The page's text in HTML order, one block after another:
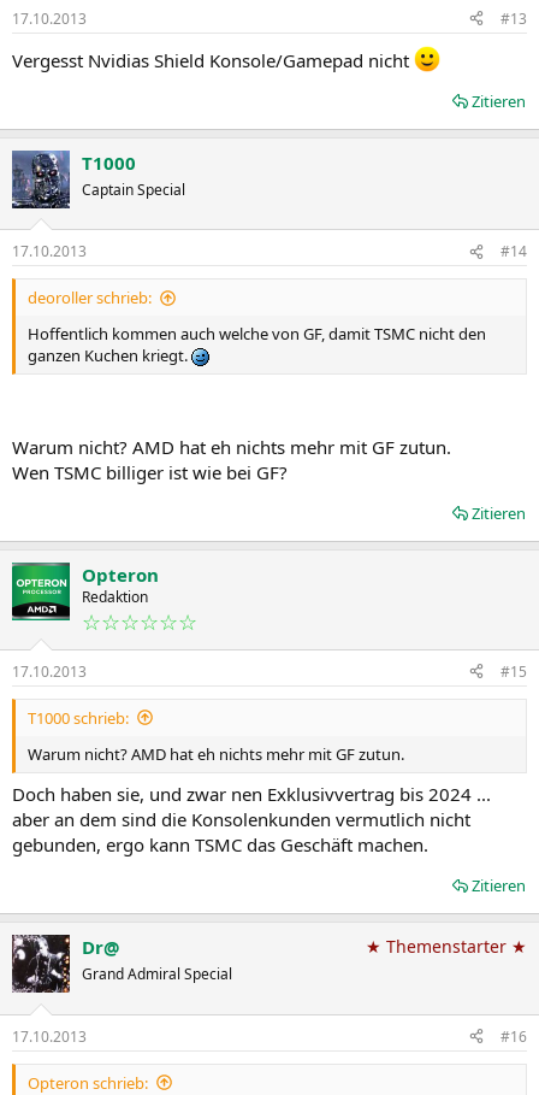
17.10.2013 #13
Vergesst Nvidias Shield Konsole/Gamepad nicht
Zitieren
T1000
Captain Special
17.10.2013 #14
deoroller schrieb:
Hoffentlich kommen auch welche von GF, damit TSMC nicht den
ganzen Kuchen kriegt.
Warum nicht? AMD hat eh nichts mehr mit GF zutun.
Wen TSMC billiger ist wie bei GF?
Zitieren
Opteron
Redaktion
☆☆☆☆☆☆
17.10.2013 #15
T1000 schrieb:
Warum nicht? AMD hat eh nichts mehr mit GF zutun.
Doch haben sie, und zwar nen Exklusivvertrag bis 2024 ...
aber an dem sind die Konsolenkunden vermutlich nicht
gebunden, ergo kann TSMC das Geschäft machen.
Zitieren
Dr@
Grand Admiral Special
★ Themenstarter ★
17.10.2013 #16
Opteron schrieb: